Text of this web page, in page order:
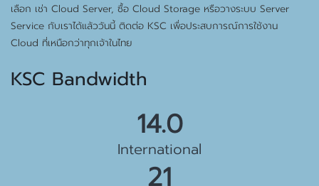
เลือก เช่า Cloud Server, ซื้อ Cloud Storage หรือวางระบบ Server
Service กับเราได้แล้ววันนี้ ติดต่อ KSC เพื่อประสบการณ์การใช้งาน
Cloud ที่เหนือกว่าทุกเจ้าในไทย
KSC Bandwidth
15.5 Gbps
International
23 Gbps